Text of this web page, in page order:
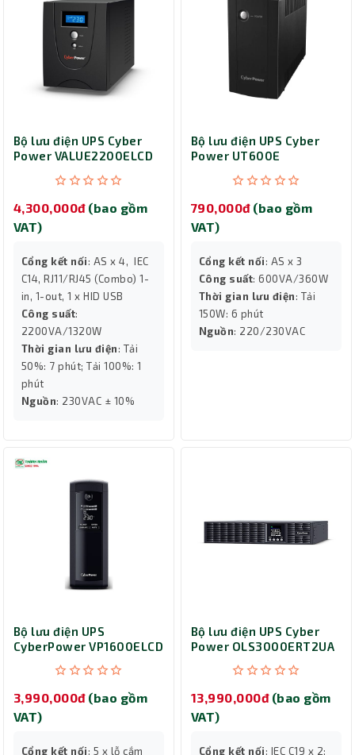
Bộ lưu điện UPS Cyber
Power VALUE2200ELCD
4,300,000đ (bao gồm
VAT)
Cổng kết nối: AS x 4, IEC
C14, RJ11/RJ45 (Combo) 1-
in, 1-out, 1 x HID USB
Công suất:
2200VA/1320W
Thời gian lưu điện: Tải
50%: 7 phút; Tải 100%: 1
phút
Nguồn: 230VAC ± 10%
Bộ lưu điện UPS Cyber
Power UT600E
790,000đ (bao gồm
VAT)
Cổng kết nối: AS x 3
Công suất: 600VA/360W
Thời gian lưu điện: Tải
150W: 6 phút
Nguồn: 220/230VAC
Bộ lưu điện UPS
CyberPower VP1600ELCD
3,990,000đ (bao gồm
VAT)
Cổng kết nối: 5 x lỗ cắm
Bộ lưu điện UPS Cyber
Power OLS3000ERT2UA
13,990,000đ (bao gồm
VAT)
Cổng kết nối: IEC C19 x 2;